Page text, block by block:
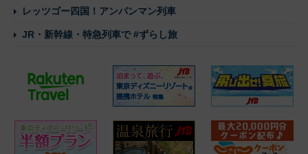
レッツゴー四国！アンパンマン列車
JR・新幹線・特急列車で #ずらし旅